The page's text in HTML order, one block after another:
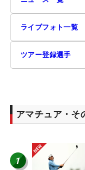
ライブフォト一覧
ツアー登録選手
アマチュア・そ
1